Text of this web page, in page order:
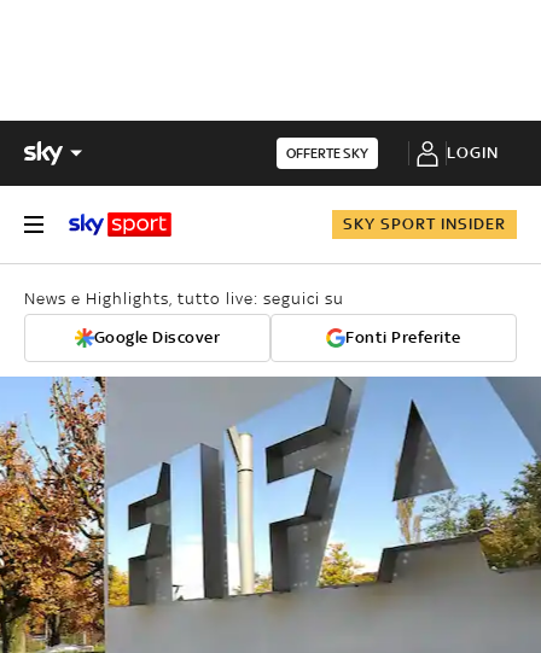
OFFERTE SKY LOGIN
SKY SPORT INSIDER
News e Highlights, tutto live: seguici su
Google Discover Fonti Preferite